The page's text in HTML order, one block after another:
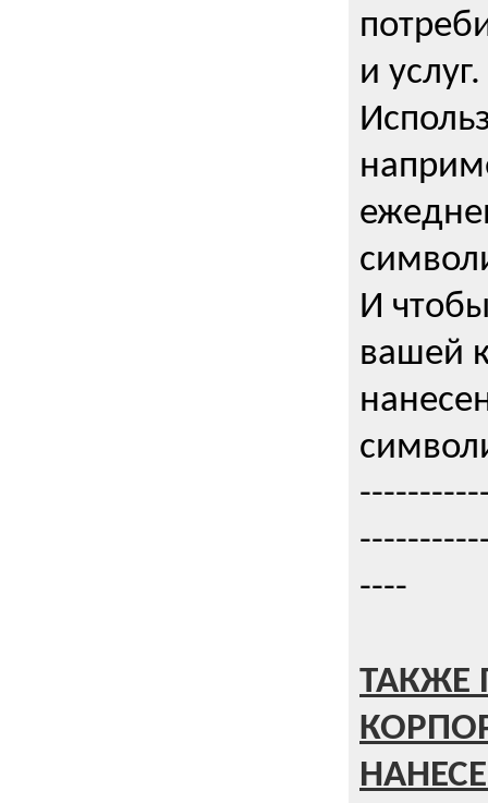
и услуг.
И
вашей
----
ТАКЖЕ